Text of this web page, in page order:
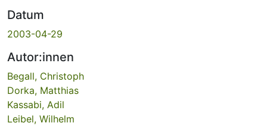
Datum
2003-04-29
Autor:innen
Begall, Christoph
Dorka, Matthias
Kassabi, Adil
Leibel, Wilhelm